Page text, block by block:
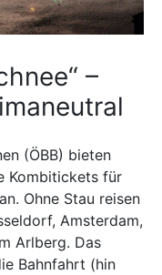
–
(ÖBB) bieten
Kombitickets für
Ohne Stau reisen
Amsterdam,
Arlberg. Das
Bahnfahrt (hin